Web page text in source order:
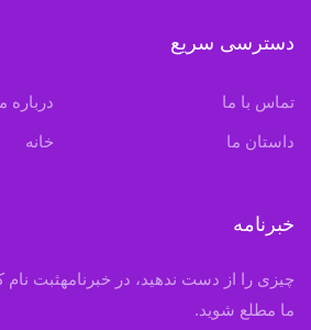
دسترسی سریع
تماس با ما درباره
داستان ما خانه
خبرنامه
چیزی را از دست ندهید، در خبرنامهثبت نام
ما مطلع شوید.